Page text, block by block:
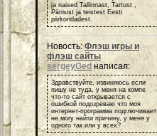
ja naised Tallinnast, Tartust ,
Pärnust ja teistest Eesti
piirkondadest.
Новость: Флэш игры и
флэш сайты
sergeyGed написал:
Здравствуйте, извиняюсь если
пишу не туда, у меня на компе
что-то сайт открывается с
ошибкой подозреваю что моя
интернет-программа подглючивает
не могу найти причину, у меня у
одного так или у всех?